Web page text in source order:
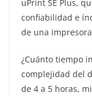
uPrint SE Plus,
confiabilidad e
de una
¿Cuánto tiempo
complejidad del
de 4 a 5 horas,